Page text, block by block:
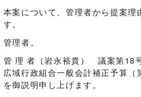
本案について、管理者から提案理
す。
管理者。
管 理 者（岩永裕貴） 議案第18
広域行政組合一般会計補正予算（
を御説明申し上げます。